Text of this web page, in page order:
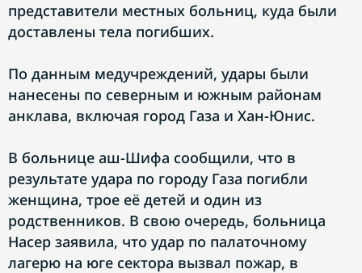
представители местных больниц, куда были
доставлены тела погибших.
По данным медучреждений, удары были
нанесены по северным и южным районам
анклава, включая город Газа и Хан-Юнис.
В больнице аш-Шифа сообщили, что в
результате удара по городу Газа погибли
женщина, трое её детей и один из
родственников. В свою очередь, больница
Насер заявила, что удар по палаточному
лагерю на юге сектора вызвал пожар, в